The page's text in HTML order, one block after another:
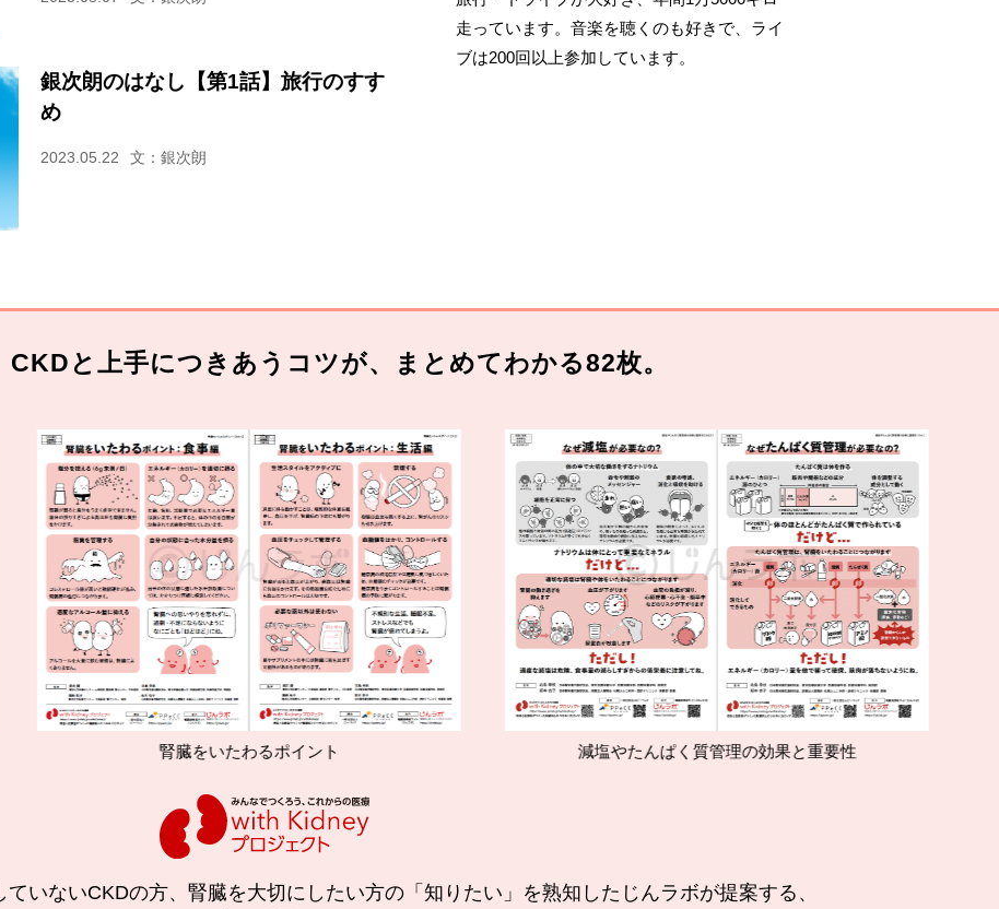
銀次朗のはなし【第1話】旅行のすす
め
2023.05.22 文：銀次朗
走っています。音楽を聴くのも好きで、ライ
ブは200回以上参加しています。
CKDと上手につきあうコツが、まとめてわかる82枚。
腎臓をいたわるポイント 減塩やたんぱく質管理の効果と重要性
いないCKDの方、腎臓を大切にしたい方の「知りたい」を熟知したじんラボが提案する、